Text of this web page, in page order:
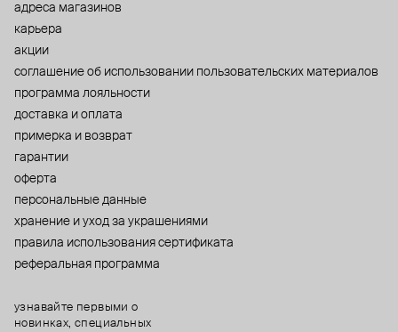
адреса магазинов
карьера
акции
cоглашение об использовании пользовательских материалов
программа лояльности
доставка и оплата
примерка и возврат
гарантии
оферта
персональные данные
хранение и уход за украшениями
правила использования сертификата
реферальная программа
узнавайте первыми о
новинках, специальных